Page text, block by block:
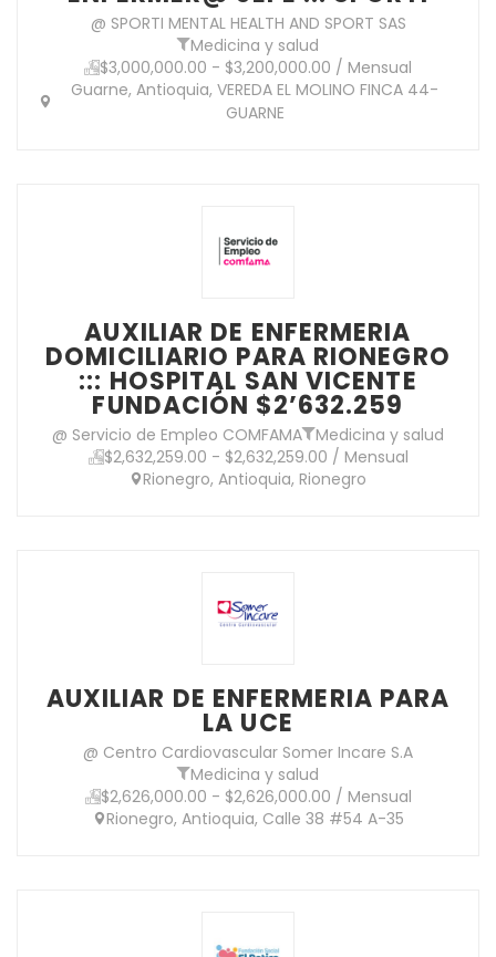
@ SPORTI MENTAL HEALTH AND SPORT SAS
Medicina y salud
$3,000,000.00 - $3,200,000.00 / Mensual
Guarne, Antioquia, VEREDA EL MOLINO FINCA 44-
GUARNE
AUXILIAR DE ENFERMERIA
DOMICILIARIO PARA RIONEGRO
::: HOSPITAL SAN VICENTE
FUNDACIÓN $2’632.259
@ Servicio de Empleo COMFAMA Medicina y salud
$2,632,259.00 - $2,632,259.00 / Mensual
Rionegro, Antioquia, Rionegro
AUXILIAR DE ENFERMERIA PARA
LA UCE
@ Centro Cardiovascular Somer Incare S.A
Medicina y salud
$2,626,000.00 - $2,626,000.00 / Mensual
Rionegro, Antioquia, Calle 38 #54 A-35